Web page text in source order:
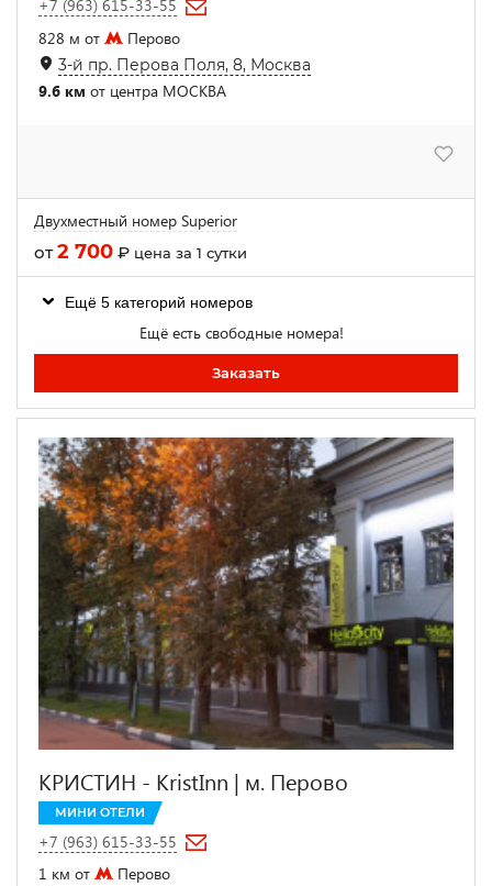
+7 (963) 615-33-55
828 м от
Перово
3-й пр. Перова Поля, 8, Москва
9.6 км от центра МОСКВА
Двухместный номер Superior
от2 700 ₽ цена за 1 сутки
Ещё 5 категорий номеров
Ещё есть свободные номера!
Заказать
КРИСТИН - KristInn | м. Перово
МИНИ ОТЕЛИ
+7 (963) 615-33-55
1 км от
Перово